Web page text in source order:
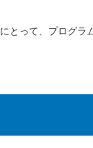
とって、プログ